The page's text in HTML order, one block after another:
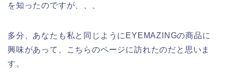
を知ったのですが、、、
多分、あなたも私と同じようにEYEMAZINGの商品に
興味があって、こちらのページに訪れたのだと思いま
す。